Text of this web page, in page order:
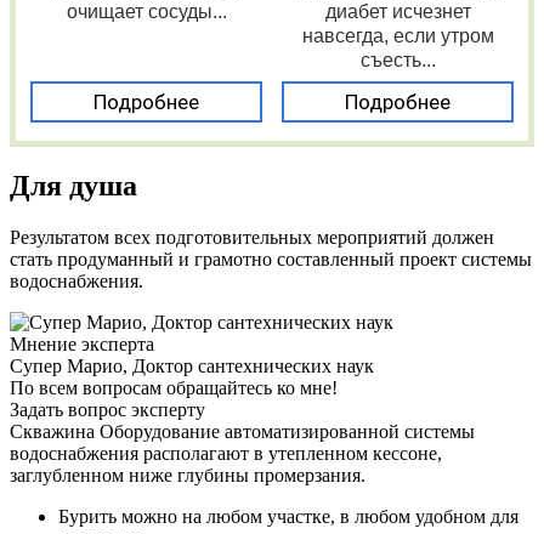
очищает сосуды...
Подробнее
диабет исчезнет
навсегда, если утром
съесть...
Подробнее
Для душа
Результатом всех подготовительных мероприятий должен
стать продуманный и грамотно составленный проект системы
водоснабжения.
Мнение эксперта
Супер Марио, Доктор сантехнических наук
По всем вопросам обращайтесь ко мне!
Задать вопрос эксперту
Скважина Оборудование автоматизированной системы
водоснабжения располагают в утепленном кессоне,
заглубленном ниже глубины промерзания.
Бурить можно на любом участке, в любом удобном для